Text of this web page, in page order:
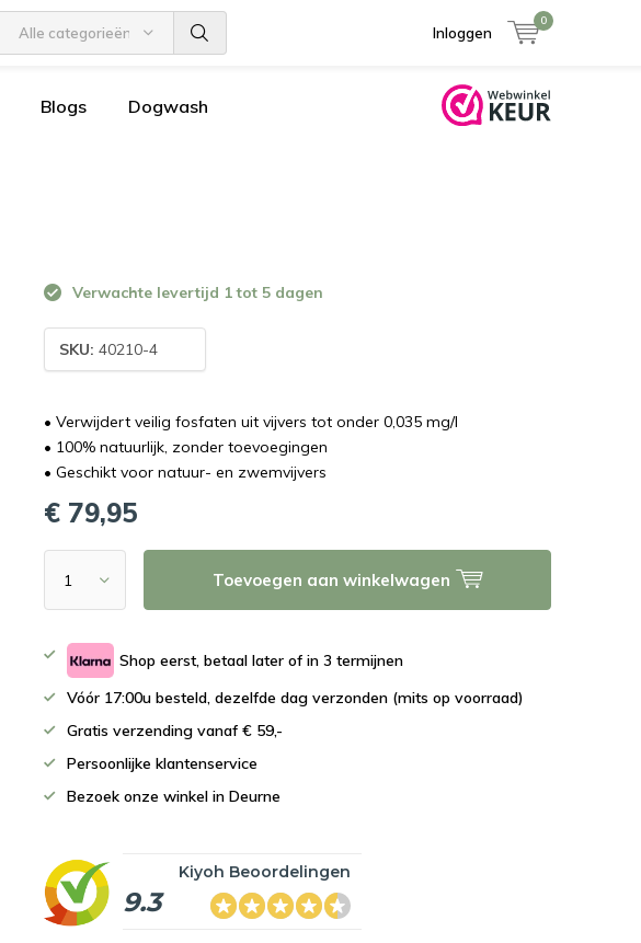
Alle categorieën Inloggen
0
Blogs Dogwash
Verwachte levertijd 1 tot 5 dagen
SKU: 40210-4
• Verwijdert veilig fosfaten uit vijvers tot onder 0,035 mg/l
• 100% natuurlijk, zonder toevoegingen
• Geschikt voor natuur- en zwemvijvers
€ 79,95
Toevoegen aan winkelwagen
Shop eerst, betaal later of in 3 termijnen
Vóór 17:00u besteld, dezelfde dag verzonden (mits op voorraad)
Gratis verzending vanaf € 59,-
Persoonlijke klantenservice
Bezoek onze winkel in Deurne
9.3
Kiyoh Beoordelingen